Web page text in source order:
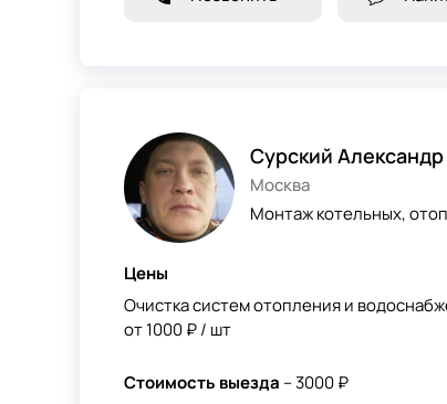
Сурский
Москва
Монтаж котельных,
Цены
Очистка систем отопления и
от 1000 ₽ / шт
Стоимость выезда – 3000 ₽